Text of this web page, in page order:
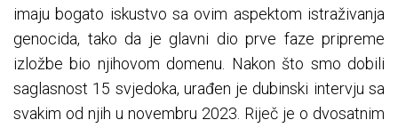
imaju bogato iskustvo sa ovim aspektom istraživanja
genocida, tako da je glavni dio prve faze pripreme
izložbe bio njihovom domenu. Nakon što smo dobili
saglasnost 15 svjedoka, urađen je dubinski intervju sa
svakim od njih u novembru 2023. Riječ je o dvosatnim